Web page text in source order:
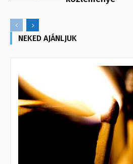
NEKED AJÁNLJUK